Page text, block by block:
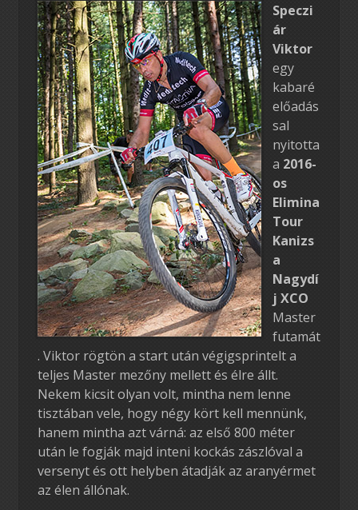
Speczi
ár
Viktor
egy
kabaré
előadás
sal
nyitotta
a 2016-
os
Elimina
Tour
Kanizs
a
Nagydí
j XCO
Master
futamát
. Viktor rögtön a start után végigsprintelt a
teljes Master mezőny mellett és élre állt.
Nekem kicsit olyan volt, mintha nem lenne
tisztában vele, hogy négy kört kell mennünk,
hanem mintha azt várná: az első 800 méter
után le fogják majd inteni kockás zászlóval a
versenyt és ott helyben átadják az aranyérmet
az élen állónak.